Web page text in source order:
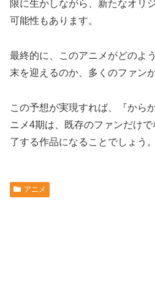
限に生かしながら、新たなオリ
可能性もあります。
最終的に、このアニメがどのよ
末を迎えるのか、多くのファン
この予想が実現すれば、『から
ニメ4期は、既存のファンだけ
了する作品になることでしょう。
アニメ